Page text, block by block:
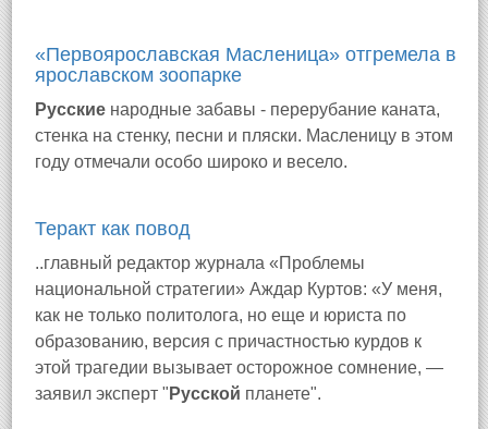
«Первоярославская Масленица» отгремела в
ярославском зоопарке
Русские народные забавы - перерубание каната,
стенка на стенку, песни и пляски. Масленицу в этом
году отмечали особо широко и весело.
Теракт как повод
..главный редактор журнала «Проблемы
национальной стратегии» Аждар Куртов: «У меня,
как не только политолога, но еще и юриста по
образованию, версия с причастностью курдов к
этой трагедии вызывает осторожное сомнение, —
заявил эксперт " Русской планете".